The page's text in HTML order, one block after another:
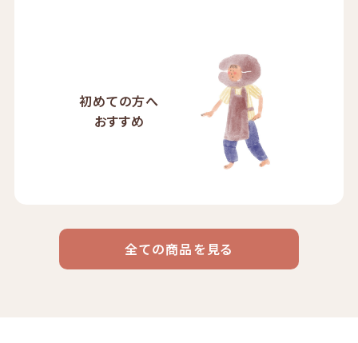
初めての方へ
おすすめ
コーヒー
リキッド
コーヒー
豆・粉
ケニア
全ての商品を見る